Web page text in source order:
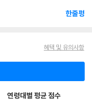
한줄평
혜택 및 유의사항
연령대별 평균 점수